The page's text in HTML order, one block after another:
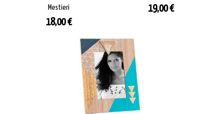
Mestieri
Prezzo
18,00 €
Prezzo
19,00 €